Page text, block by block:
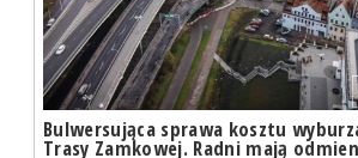
Bulwersująca sprawa kosztu
Trasy Zamkowej. Radni mają